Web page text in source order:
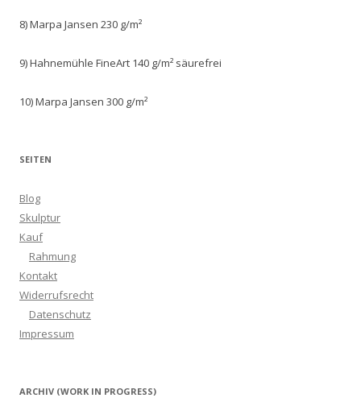
8) Marpa Jansen 230 g/m²
9) Hahnemühle FineArt 140 g/m² säurefrei
10) Marpa Jansen 300 g/m²
SEITEN
Blog
Skulptur
Kauf
Rahmung
Kontakt
Widerrufsrecht
Datenschutz
Impressum
ARCHIV (WORK IN PROGRESS)